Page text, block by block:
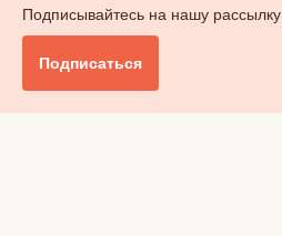
Подписывайтесь на нашу рассылку
Подписаться